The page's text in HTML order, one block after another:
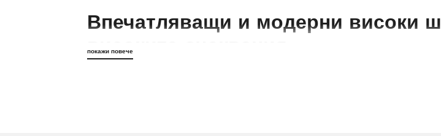
Впечатляващи и модерни високи
високите очаквания
покажи повече